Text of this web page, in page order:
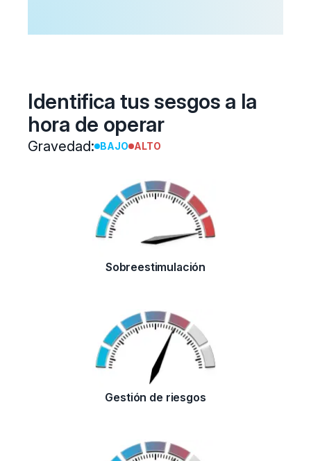
Identifica tus sesgos a la
hora de operar
Gravedad: BAJO ALTO
Sobreestimulación
Gestión de riesgos